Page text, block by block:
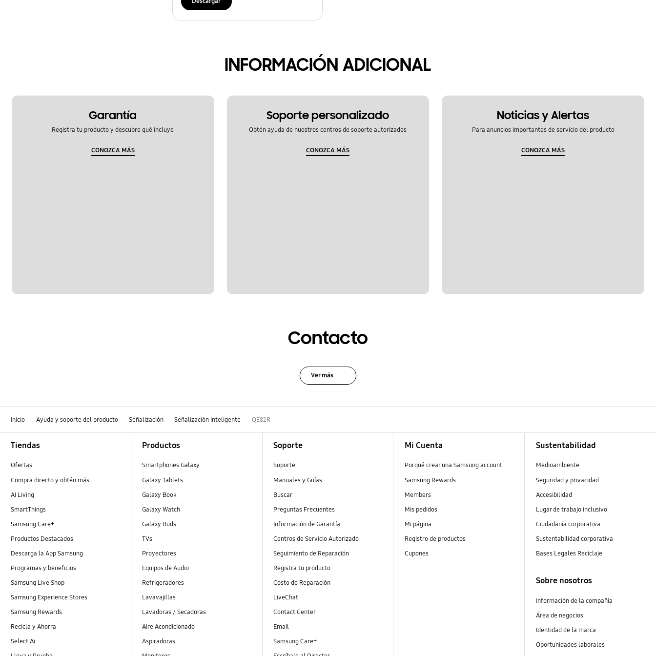
INFORMACIÓN ADICIONAL
Garantía
Registra tu producto y descubre qué incluye
CONOZCA MÁS
Soporte personalizado
Obtén ayuda de nuestros centros de soporte autorizados
CONOZCA MÁS
Noticias y Alertas
Para anuncios importantes de servicio del producto
CONOZCA MÁS
Contacto
Ver más
Inicio Ayuda y soporte del producto Señalización Señalización Inteligente QE82R
Tiendas
Ofertas
Compra directo y obtén más
AI Living
SmartThings
Samsung Care+
Productos Destacados
Descarga la App Samsung
Programas y beneficios
Samsung Live Shop
Samsung Experience Stores
Samsung Rewards
Recicla y Ahorra
Select Ai
Productos
Smartphones Galaxy
Galaxy Tablets
Galaxy Book
Galaxy Watch
Galaxy Buds
TVs
Proyectores
Equipos de Audio
Refrigeradores
Lavavajillas
Lavadoras / Secadoras
Aire Acondicionado
Aspiradoras
Soporte
Soporte
Manuales y Guías
Buscar
Preguntas Frecuentes
Información de Garantía
Centros de Servicio Autorizado
Seguimiento de Reparación
Registra tu producto
Costo de Reparación
LiveChat
Contact Center
Email
Samsung Care+
Mi Cuenta
Porqué crear una Samsung account
Samsung Rewards
Members
Mis pedidos
Mi página
Registro de productos
Cupones
Sustentabilidad
Medioambiente
Seguridad y privacidad
Accesibilidad
Lugar de trabajo inclusivo
Ciudadanía corporativa
Sustentabilidad corporativa
Bases Legales Reciclaje
Sobre nosotros
Información de la compañía
Área de negocios
Identidad de la marca
Oportunidades laborales